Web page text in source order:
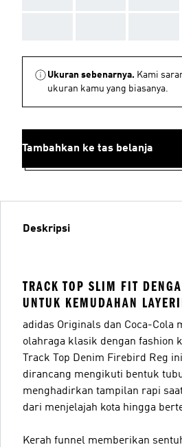
Ukuran sebenarnya. Kami
ukuran kamu yang biasanya.
Tambahkan ke tas belanja
Deskripsi
TRACK TOP SLIM FIT
UNTUK KEMUDAHAN
adidas Originals dan Coca-Cola
olahraga klasik dengan fashion
Track Top Denim Firebird Reg
dirancang mengikuti bentuk
menghadirkan tampilan rapi
dari menjelajah kota hingga
Kerah funnel memberikan